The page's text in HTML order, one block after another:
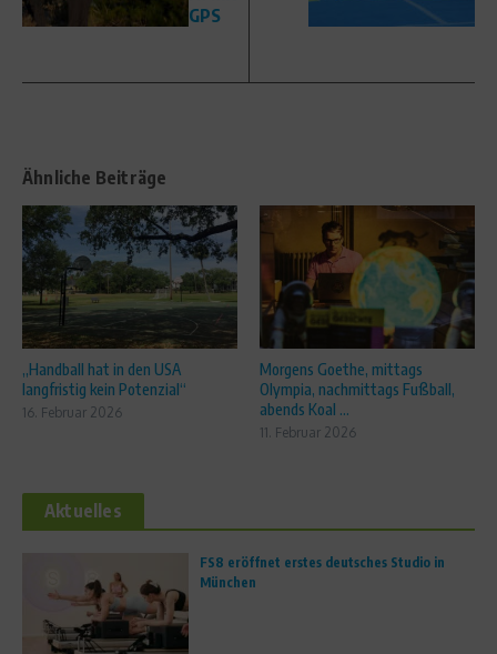
GPS
Ähnliche Beiträge
„Handball hat in den USA
langfristig kein Potenzial“
16. Februar 2026
Morgens Goethe, mittags
Olympia, nachmittags Fußball,
abends Koal ...
11. Februar 2026
Aktuelles
FS8 eröffnet erstes deutsches Studio in
München